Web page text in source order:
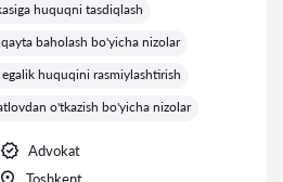
huquqni tasdiqlash
baholash bo'yicha nizolar
huquqini rasmiylashtirish
o'tkazish bo'yicha nizolar
Advokat